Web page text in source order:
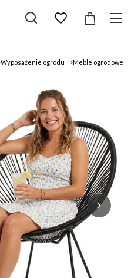
Wyposażenie ogrodu Meble ogrodowe